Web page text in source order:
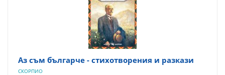
Аз съм българче - стихотворения и разкази
СКОРПИО